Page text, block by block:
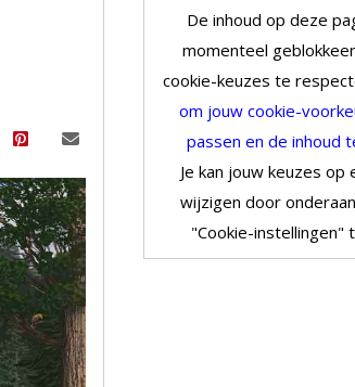
De inhoud op deze
momenteel
cookie-keuzes te
om jouw cookie-
passen en de inhoud
Je kan jouw keuzes op
wijzigen door
"Cookie-instellingen"